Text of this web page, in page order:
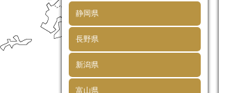
静岡県
長野県
新潟県
富山県